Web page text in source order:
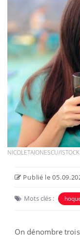
NICOLETAIONESCU/ISTOCK
Publié le
Mots clés :
On dénombre